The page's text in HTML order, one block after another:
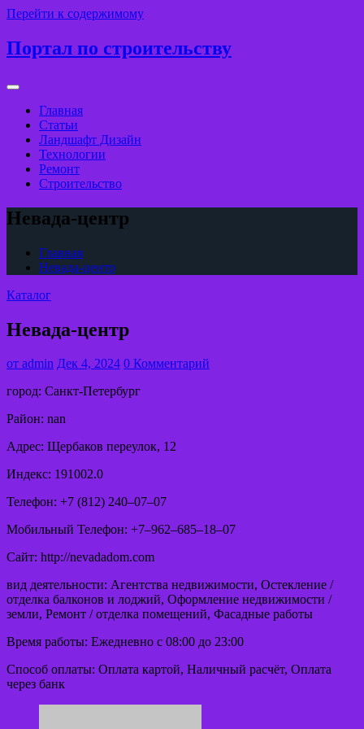
Перейти к содержимому
Портал по строительству
Главная
Статьи
Ландшафт Дизайн
Технологии
Ремонт
Строительство
Невада-центр
Главная
Невада-центр
Каталог
Невада-центр
от admin Дек 4, 2024 0 Комментарий
город: Санкт-Петербург
Район: nan
Адрес: Щербаков переулок, 12
Индекс: 191002.0
Телефон: +7 (812) 240‒07‒07
Мобильный Телефон: +7‒962‒685‒18‒07
Сайт: http://nevadadom.com
вид деятельности: Агентства недвижимости, Остекление /
отделка балконов и лоджий, Оформление недвижимости /
земли, Ремонт / отделка помещений, Фасадные работы
Время работы: Ежедневно с 08:00 до 23:00
Способ оплаты: Оплата картой, Наличный расчёт, Оплата
через банк